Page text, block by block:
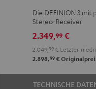
Yamaha
R-
N800A
Anthrazit
Yamaha
R-
N800A
Weiß
/
Schwarz
Die DEFINION 3 mit
Stereo-Receiver
2.349,99€
2.049, 99€Letzter
2.898,99€
TECHNISCHE